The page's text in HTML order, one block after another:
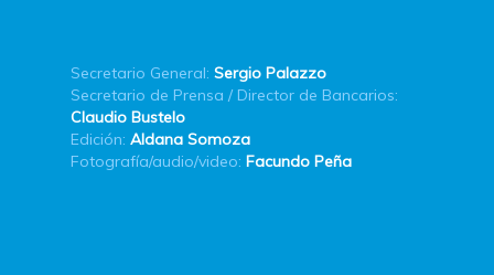
Secretario General: Sergio Palazzo
Secretario de Prensa / Director de Bancarios:
Claudio Bustelo
Edición: Aldana Somoza
Fotografía/audio/video: Facundo Peña